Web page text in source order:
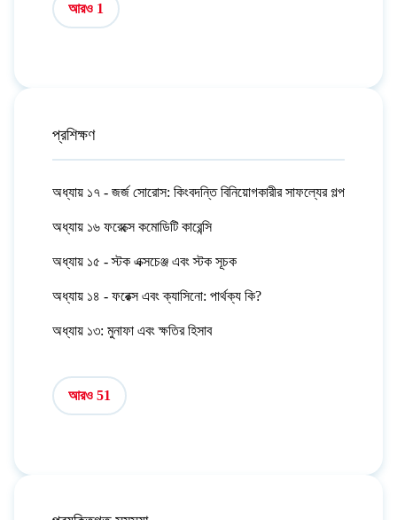
আরও 1
প্রশিক্ষণ
অধ্যায় ১৭ - জর্জ সোরোস: কিংবদন্তি বিনিয়োগকারীর সাফল্যের গল্প
অধ্যায় ১৬ ফরেক্সে কমোডিটি কারেন্সি
অধ্যায় ১৫ - স্টক এক্সচেঞ্জ এবং স্টক সূচক
অধ্যায় ১৪ - ফরেক্স এবং ক্যাসিনো: পার্থক্য কি?
অধ্যায় ১৩: মুনাফা এবং ক্ষতির হিসাব
আরও 51